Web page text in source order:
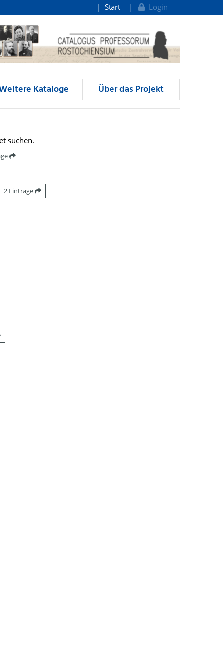
Start Login
Kataloge Über das Projekt
suchen.
2 Einträge